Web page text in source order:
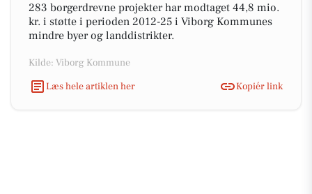
283 borgerdrevne projekter har modtaget 44,8 mio.
kr. i støtte i perioden 2012-25 i Viborg Kommunes
mindre byer og landdistrikter.
Kilde: Viborg Kommune
Læs hele artiklen her
Kopiér link